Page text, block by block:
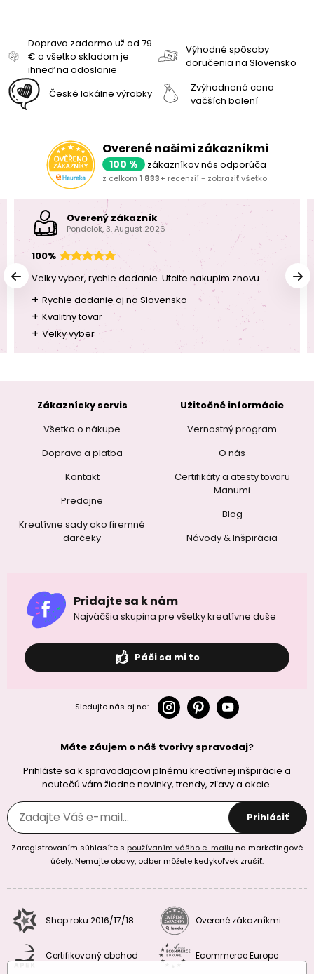
Doprava zadarmo už od 79
€ a všetko skladom je
ihneď na odoslanie
Výhodné spôsoby
doručenia na Slovensko
České lokálne výrobky
Zvýhodnená cena
väčších balení
Overené našimi zákazníkmi
100 % zákazníkov nás odporúča
z celkom 1 833+ recenzií - zobraziť všetko
Overený zákazník
Pondelok, 3. August 2026
100%
Velky vyber, rychle dodanie. Utcite nakupim znovu
+ Rychle dodanie aj na Slovensko
+ Kvalitny tovar
+ Velky vyber
Zákaznícky servis
Všetko o nákupe
Doprava a platba
Kontakt
Predajne
Kreatívne sady ako firemné
darčeky
Užitočné informácie
Vernostný program
O nás
Certifikáty a atesty tovaru
Manumi
Blog
Návody & Inšpirácia
Pridajte sa k nám
Najväčšia skupina pre všetky kreatívne duše
Páči sa mi to
Sledujte nás aj na:
Máte záujem o náš tvorivy spravodaj?
Prihláste sa k spravodajcovi plnému kreatívnej inšpirácie a
neutečú vám žiadne novinky, trendy, zľavy a akcie.
Prihlásiť
Zaregistrovaním súhlasíte s používaním vášho e-mailu na marketingové
účely. Nemajte obavy, odber môžete kedykoľvek zrušiť.
Shop roku 2016/17/18 Overené zákazníkmi
Certifikovaný obchod Ecommerce Europe